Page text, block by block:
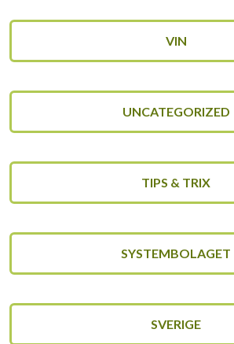
VIN
UNCATEGORIZED
TIPS & TRIX
SYSTEMBOLAGET
SVERIGE